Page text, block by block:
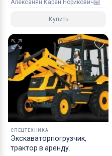
Алексанян Карен Норикович
Купить
СПЕЦТЕХНИКА
Экскаваторпогрузчик,
трактор в аренду.